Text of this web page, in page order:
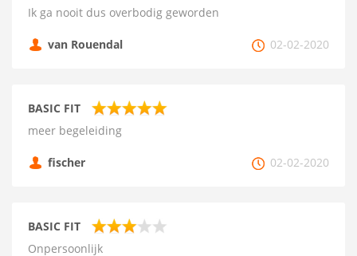
Ik ga nooit dus overbodig geworden
van Rouendal 02-02-2020
BASIC FIT
meer begeleiding
fischer 02-02-2020
BASIC FIT
Onpersoonlijk